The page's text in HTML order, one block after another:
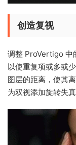
创造复视
调整 ProVertigo 中
以使重复项或多或
图层的距离，使其
为双视添加旋转失真